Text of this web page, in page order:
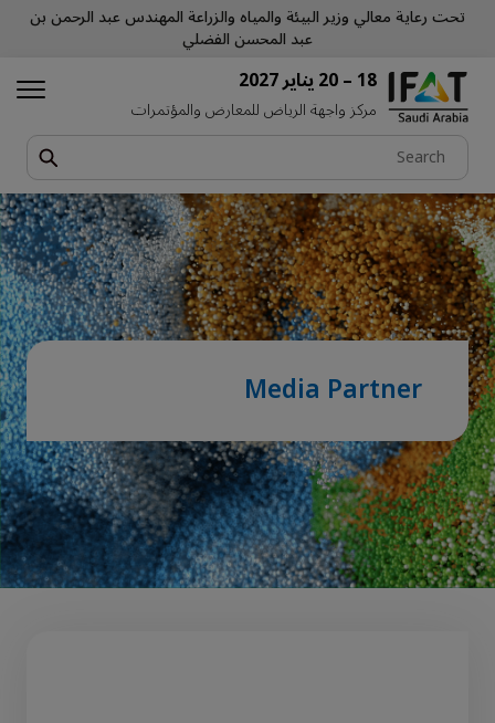
تحت رعاية معالي وزير البيئة والمياه والزراعة المهندس عبد الرحمن بن
عبد المحسن الفضلي
18 – 20 يناير 2027
مركز واجهة الرياض للمعارض والمؤتمرات
Media Partner